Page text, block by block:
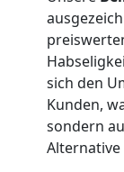
sich den
Kunden,
sondern